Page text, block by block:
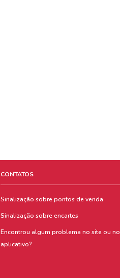
CONTATOS
Sinalização sobre pontos de venda
Sinalização sobre encartes
Encontrou algum problema no site ou no
aplicativo?